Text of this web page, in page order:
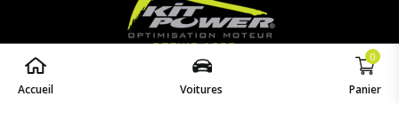
Accueil Voitures Panier
0
© 2026 opaq